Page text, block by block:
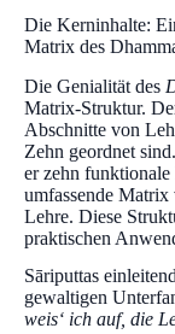
Die Kerninhalte:
Matrix des
Die Genialität des
Matrix-Struktur.
Abschnitte von
Zehn geordnet
er zehn
umfassende Matrix
Lehre. Diese
praktischen
Sāriputtas
gewaltigen
weis‘ ich auf, die